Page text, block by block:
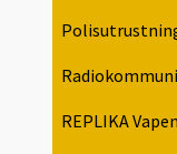
REPLIKA Vapen